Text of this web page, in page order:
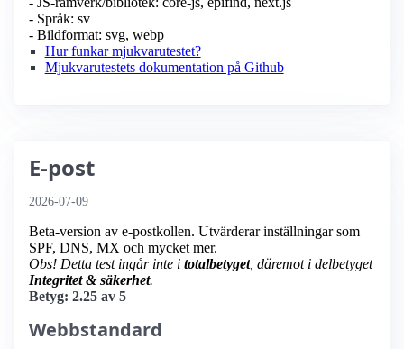
- Språk: sv
- Bildformat: svg, webp
Hur funkar mjukvarutestet?
Mjukvarutestets dokumentation på Github
E-post
2026-07-09
Beta-version av e-postkollen. Utvärderar inställningar som
SPF, DNS, MX och mycket mer.
Obs! Detta test ingår inte i totalbetyget, däremot i delbetyget
Integritet & säkerhet.
Betyg: 2.25 av 5
Webbstandard